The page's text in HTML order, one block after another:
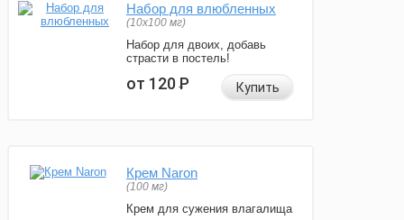
Набор для влюбленных
(10х100 мг)
Набор для двоих, добавь
страсти в постель!
от 120Р Купить
Крем Naron
(100 мг)
Крем для сужения влагалища